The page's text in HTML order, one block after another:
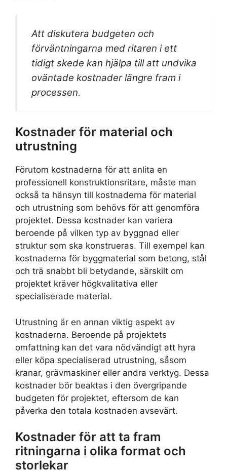
Att diskutera budgeten och
förväntningarna med ritaren i ett
tidigt skede kan hjälpa till att undvika
oväntade kostnader längre fram i
processen.
Kostnader för material och
utrustning
Förutom kostnaderna för att anlita en
professionell konstruktionsritare, måste man
också ta hänsyn till kostnaderna för material
och utrustning som behövs för att genomföra
projektet. Dessa kostnader kan variera
beroende på vilken typ av byggnad eller
struktur som ska konstrueras. Till exempel kan
kostnaderna för byggmaterial som betong, stål
och trä snabbt bli betydande, särskilt om
projektet kräver högkvalitativa eller
specialiserade material.
Utrustning är en annan viktig aspekt av
kostnaderna. Beroende på projektets
omfattning kan det vara nödvändigt att hyra
eller köpa specialiserad utrustning, såsom
kranar, grävmaskiner eller andra verktyg. Dessa
kostnader bör beaktas i den övergripande
budgeten för projektet, eftersom de kan
påverka den totala kostnaden avsevärt.
Kostnader för att ta fram
ritningarna i olika format och
storlekar